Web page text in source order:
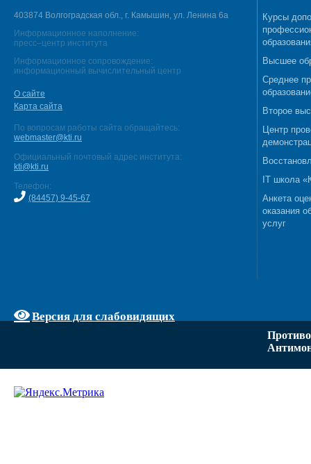
403874 Волгоградская обл., г. Камышин, ул. Ленина 6а
Информационное наполнение:
пресс–центр института
Информационное сопровождение:
информационный вычислительный центр
О сайте
Карта сайта
По вопросам работы сайта обращайтесь:
webmaster@kti.ru
Официальный почтовый адрес института:
kti@kti.ru
Телефон:
(84457) 9-45-67
Версия для слабовидящих
Курсы
Высшее
Среднее
Второе
Центр
IT школа
Анкета
оказания
услуг